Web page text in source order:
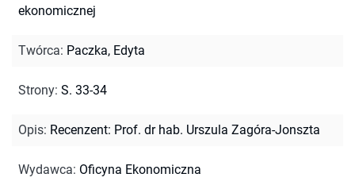
ekonomicznej
Twórca: Paczka, Edyta
Strony: S. 33-34
Opis: Recenzent: Prof. dr hab. Urszula Zagóra-Jonszta
Wydawca: Oficyna Ekonomiczna